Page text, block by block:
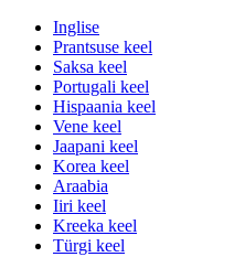
Inglise
Prantsuse keel
Saksa keel
Portugali keel
Hispaania keel
Vene keel
Jaapani keel
Korea keel
Araabia
Iiri keel
Kreeka keel
Türgi keel